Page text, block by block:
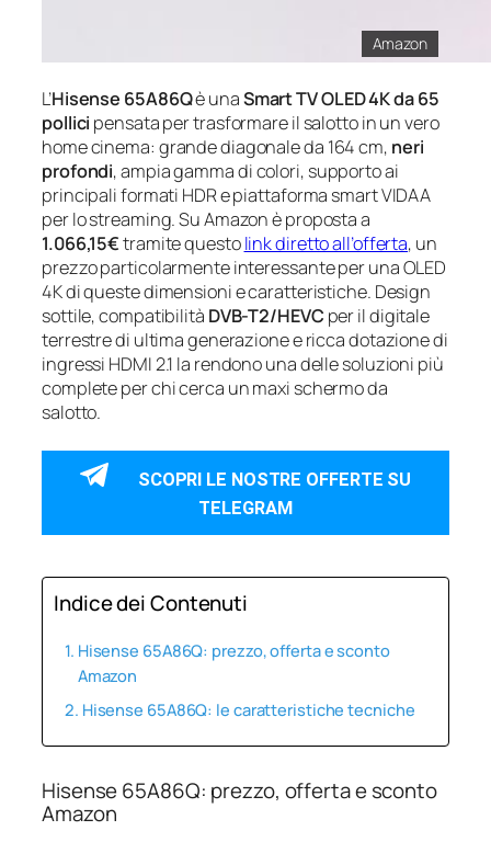
Amazon
L’Hisense 65A86Qè unaSmart TV OLED 4K da 65
pollici pensata per trasformare il salotto in un vero
home cinema: grande diagonale da 164 cm, neri
profondi, ampia gamma di colori, supporto ai
principali formati HDR e piattaforma smart VIDAA
per lo streaming. Su Amazon è proposta a
1.066,15€tramite questolink diretto all’offerta, un
prezzo particolarmente interessante per una OLED
4K di queste dimensioni e caratteristiche. Design
sottile, compatibilità DVB-T2/HEVC per il digitale
terrestre di ultima generazione e ricca dotazione di
ingressi HDMI 2.1 la rendono una delle soluzioni più
complete per chi cerca un maxi schermo da
salotto.
SCOPRI LE NOSTRE OFFERTE SU
TELEGRAM
Indice dei Contenuti
Hisense 65A86Q: prezzo, offerta e sconto
Amazon
Hisense 65A86Q: le caratteristiche tecniche
Hisense 65A86Q: prezzo, offerta e sconto
Amazon